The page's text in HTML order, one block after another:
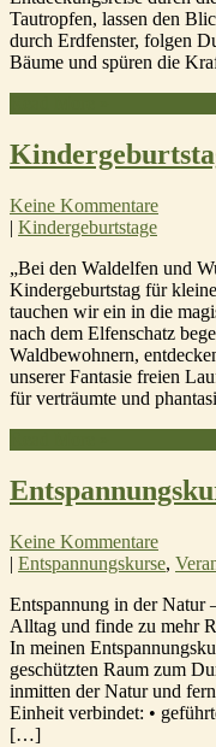
Tautropfen, lassen den
durch Erdfenster, folgen
Bäume und spüren die
Keine Kommentare
| Kindergeburtstage
„Bei den Waldelfen und
Kindergeburtstag für
tauchen wir ein in die
nach dem Elfenschatz
Waldbewohnern,
unserer Fantasie freien
für verträumte und
Keine Kommentare
| Entspannungskurse,
Entspannung in der Natur
Alltag und finde zu mehr
In meinen
geschützten Raum zum
inmitten der Natur und
Einheit verbindet: •
[…]